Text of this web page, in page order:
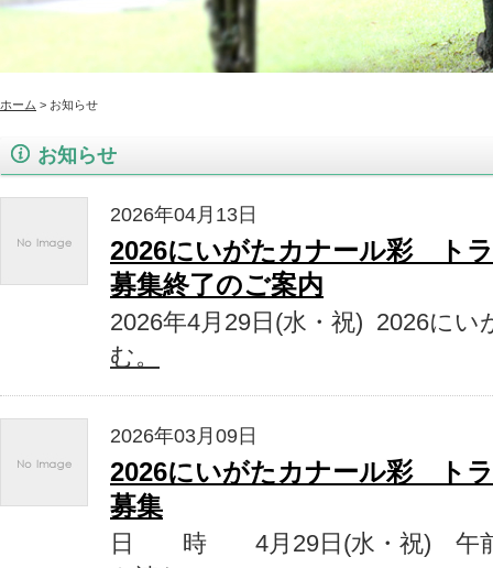
ホーム > お知らせ
お知らせ
2026年04月13日
2026にいがたカナール彩 ト
募集終了のご案内
2026年4月29日(水・祝) 2026に
む。
2026年03月09日
2026にいがたカナール彩 ト
募集
日 時 4月29日(水・祝) 午前